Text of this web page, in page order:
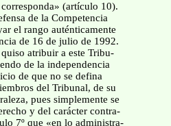
(artículo 10).
de la Competencia
el rango auténticamente
de 16 de julio de 1992.
atribuir a este Tribu-
de la independencia
de que no se defina
del Tribunal, de su
pues simplemente se
y del carácter contra-
7º que «en lo administra-